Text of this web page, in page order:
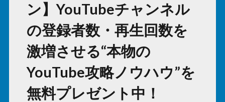
ン】YouTubeチャンネル
の登録者数・再生回数を
激増させる“本物の
YouTube攻略ノウハウ”を
無料プレゼント中！